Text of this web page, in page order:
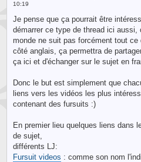
10:19
Je pense que ça pourrait être
démarrer ce type de thread ici aussi,
monde ne suit pas forcément tout ce
côté anglais, ça permettra de
ça ici et d'échanger sur le sujet en
Donc le but est simplement que
liens vers les vidéos les plus
contenant des fursuits :)
En premier lieu quelques liens dans
de sujet,
différents LJ:
Fursuit videos : comme son nom